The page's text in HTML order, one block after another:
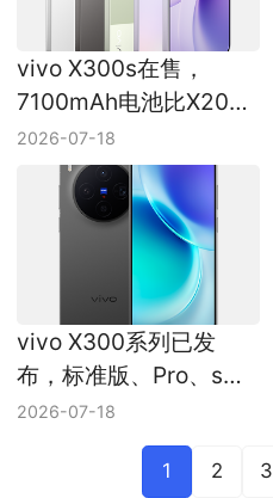
vivo X300s在售，
7100mAh电池比X200s
多了什么
2026-07-18
vivo X300系列已发
布，标准版、Pro、s和
Ultra怎么选
2026-07-18
1 2 3